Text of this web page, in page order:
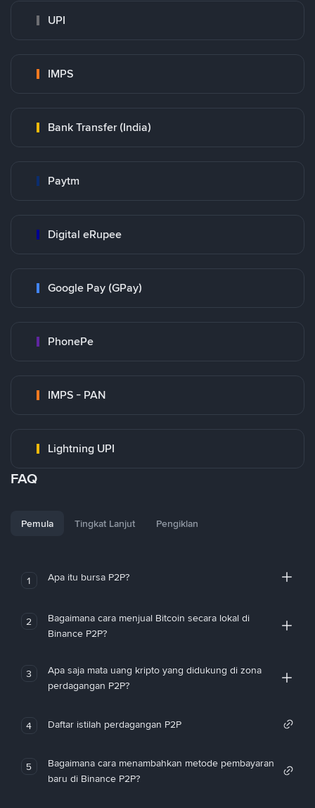
UPI
IMPS
Bank Transfer (India)
Paytm
Digital eRupee
Google Pay (GPay)
PhonePe
IMPS - PAN
Lightning UPI
FAQ
Pemula Tingkat Lanjut Pengiklan
1 Apa itu bursa P2P?
2
Bagaimana cara menjual Bitcoin secara lokal di
Binance P2P?
3
Apa saja mata uang kripto yang didukung di zona
perdagangan P2P?
4 Daftar istilah perdagangan P2P
5
Bagaimana cara menambahkan metode pembayaran
baru di Binance P2P?